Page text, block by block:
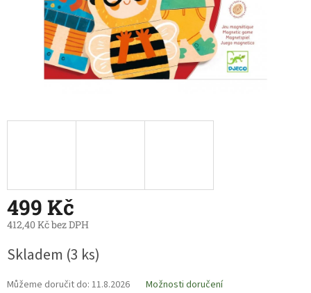
499 Kč
412,40 Kč bez DPH
cena:
Skladem (3 ks)
Můžeme doručit do: 11.8.2026 Možnosti doručení